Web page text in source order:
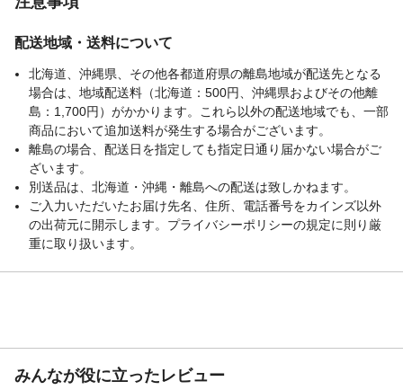
配送地域・送料について
北海道、沖縄県、その他各都道府県の離島地域が配送先となる
場合は、地域配送料（北海道：500円、沖縄県およびその他離
島：1,700円）がかかります。これら以外の配送地域でも、一部
商品において追加送料が発生する場合がございます。
離島の場合、配送日を指定しても指定日通り届かない場合がご
ざいます。
別送品は、北海道・沖縄・離島への配送は致しかねます。
ご入力いただいたお届け先名、住所、電話番号をカインズ以外
の出荷元に開示します。プライバシーポリシーの規定に則り厳
重に取り扱います。
みんなが役に立ったレビュー